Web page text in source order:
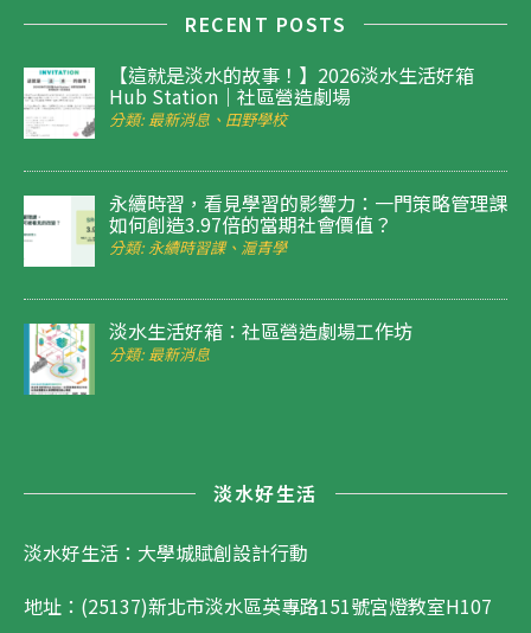
RECENT POSTS
【這就是淡水的故事！】2026淡水生活好箱
Hub Station｜社區營造劇場
分類: 最新消息、田野學校
永續時習，看見學習的影響力：一門策略管理課
如何創造3.97倍的當期社會價值？
分類: 永續時習課、滬青學
淡水生活好箱：社區營造劇場工作坊
分類: 最新消息
淡水好生活
淡水好生活：大學城賦創設計行動
地址：(25137)新北市淡水區英專路151號宮燈教室H107